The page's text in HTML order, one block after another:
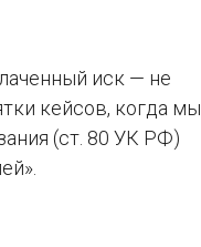
иск — не
кейсов, когда мы
(ст. 80 УК РФ)